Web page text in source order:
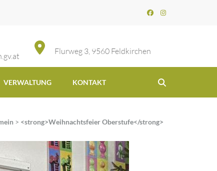
Flurweg 3, 9560 Feldkirchen
VERWALTUNG KONTAKT
> <strong>Weihnachtsfeier Oberstufe</strong>